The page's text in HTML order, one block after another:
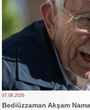
07.08.2026
Bediüzzaman Akşam